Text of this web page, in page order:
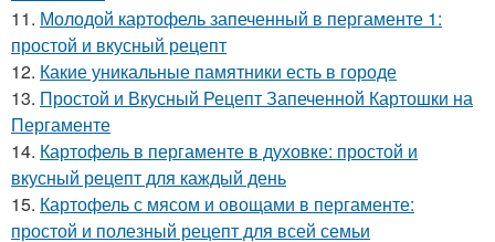
11. Молодой картофель запеченный в пергаменте 1:
простой и вкусный рецепт
12. Какие уникальные памятники есть в городе
13. Простой и Вкусный Рецепт Запеченной Картошки на
Пергаменте
14. Картофель в пергаменте в духовке: простой и
вкусный рецепт для каждый день
15. Картофель с мясом и овощами в пергаменте:
простой и полезный рецепт для всей семьи